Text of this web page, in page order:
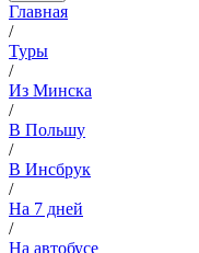
Главная
/
Туры
/
Из Минска
/
В Польшу
/
В Инсбрук
/
На 7 дней
/
На автобусе